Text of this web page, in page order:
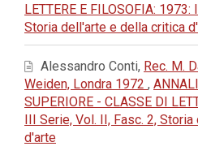
LETTERE E FILOSOFIA:
Storia dell'arte e della critica
Alessandro Conti, Rec. M.
Weiden, Londra 1972 ,
SUPERIORE - CLASSE DI
III Serie, Vol. II, Fasc. 2,
d'arte